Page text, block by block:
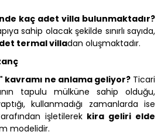
kaç adet villa bulunmaktadır?
sahip olacak şekilde sınırlı sayıda,
termal villadan oluşmaktadır.
kavramı ne anlama geliyor? Ticari
tapulu mülküne sahip olduğu,
kullanmadığı zamanlarda ise
işletilerek kira geliri elde
modelidir.